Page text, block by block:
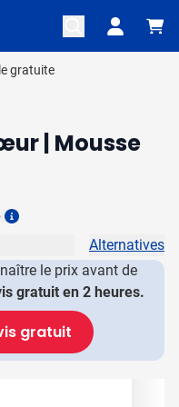
gratuite
| Mousse
Alternatives
le prix avant de
gratuit en 2 heures.
gratuit